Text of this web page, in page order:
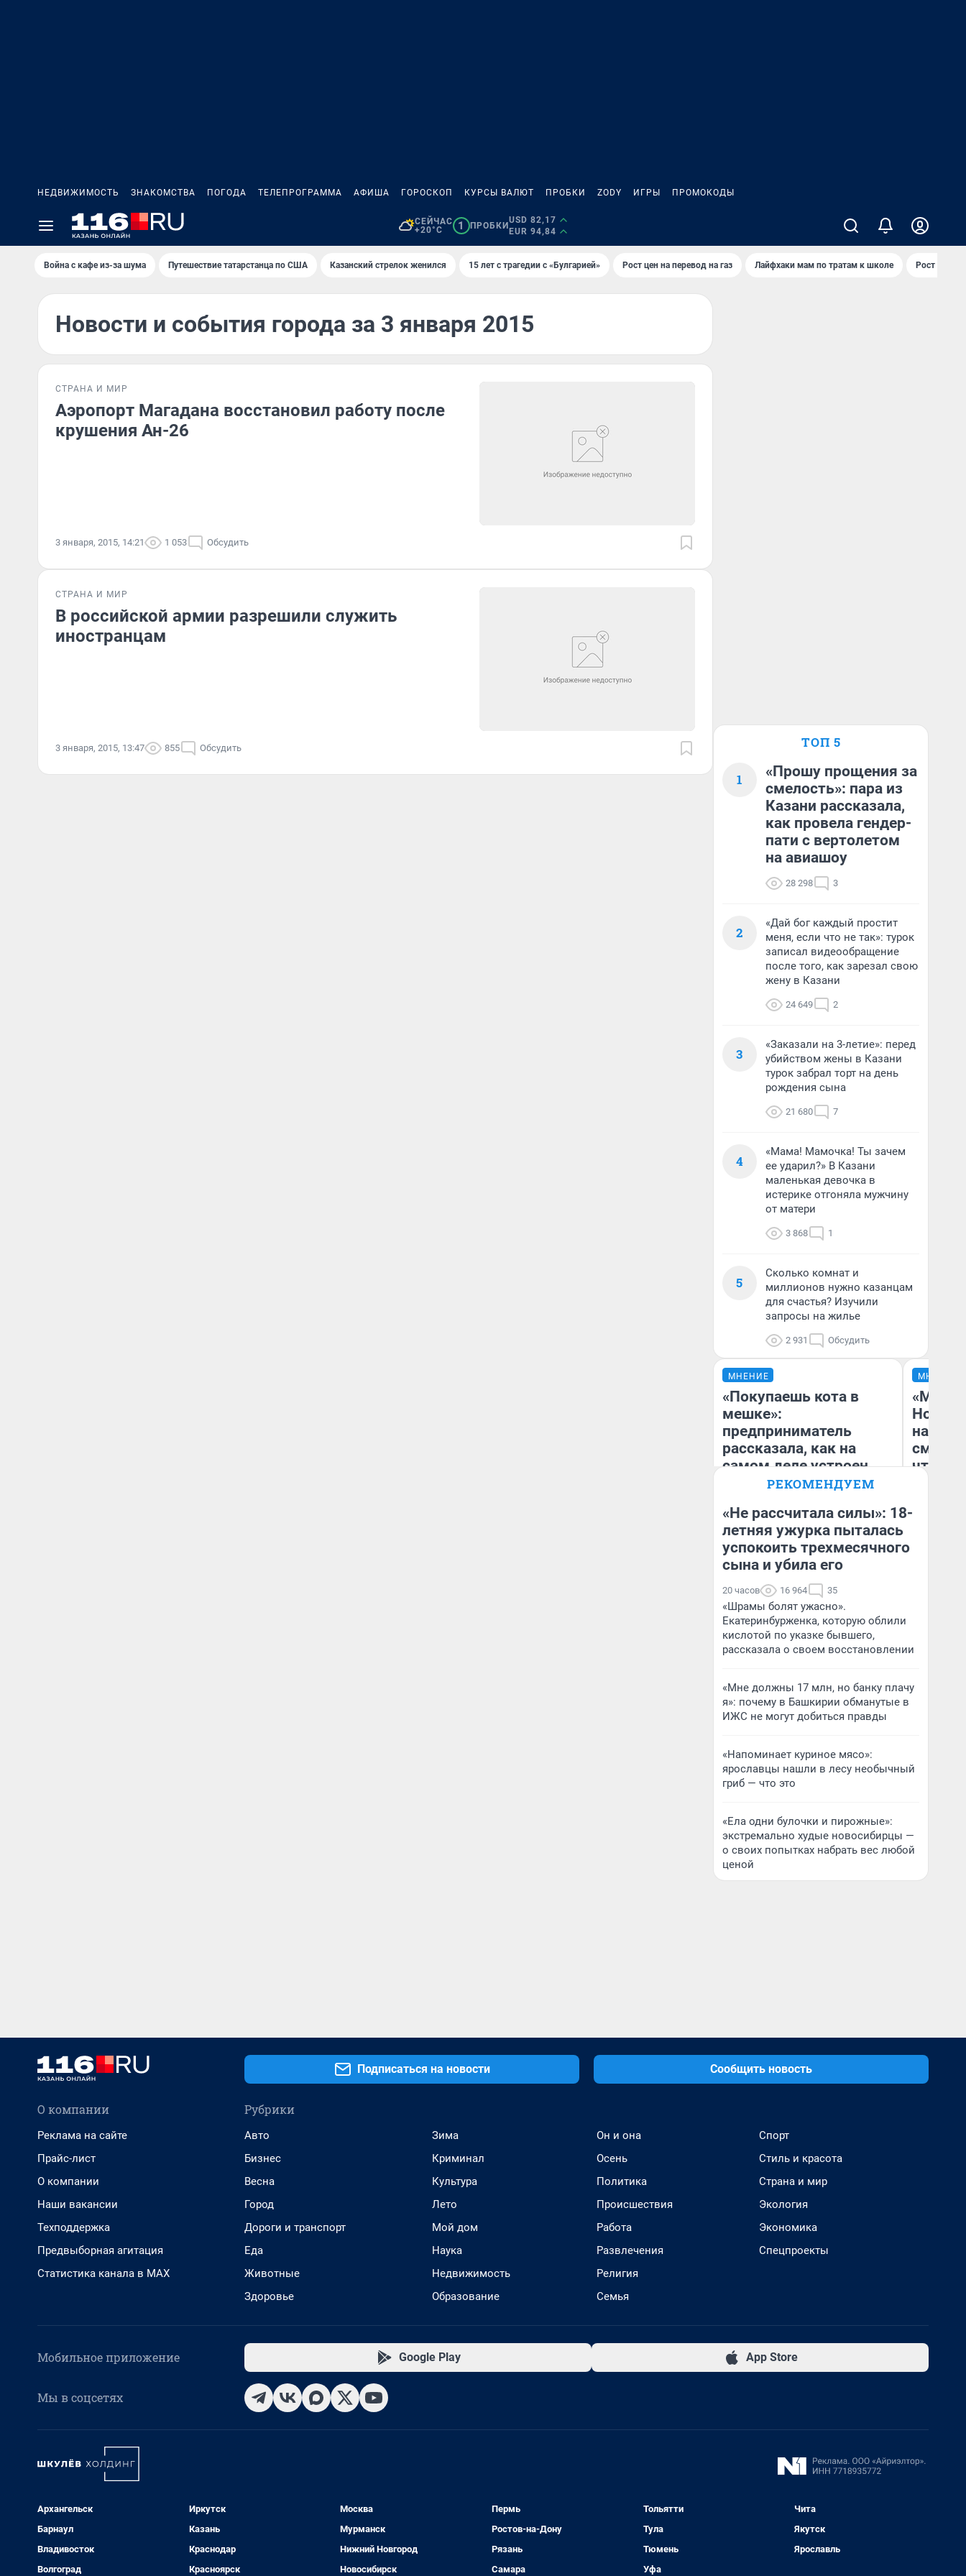
НЕДВИЖИМОСТЬ ЗНАКОМСТВА ПОГОДА ТЕЛЕПРОГРАММА АФИША ГОРОСКОП КУРСЫ ВАЛЮТ ПРОБКИ ZODY ИГРЫ ПРОМОКОДЫ
СЕЙЧАС
+20°C
1 ПРОБКИ
USD 82,17
EUR 94,84
Война с кафе из-за шума Путешествие татарстанца по США Казанский стрелок женился 15 лет с трагедии с «Булгарией» Рост цен на перевод на газ Лайфхаки мам по тратам к школе Рост цен на
Новости и события города за 3 января 2015
СТРАНА И МИР
Аэропорт Магадана восстановил работу после
крушения Ан-26
3 января, 2015, 14:21 1 053 Обсудить
СТРАНА И МИР
В российской армии разрешили служить
иностранцам
3 января, 2015, 13:47 855 Обсудить ТОП 5
1
«Прошу прощения за
смелость»: пара из
Казани рассказала,
как провела гендер-
пати с вертолетом
на авиашоу
28 298 3
2
«Дай бог каждый простит
меня, если что не так»: турок
записал видеообращение
после того, как зарезал свою
жену в Казани
24 649 2
3
«Заказали на 3-летие»: перед
убийством жены в Казани
турок забрал торт на день
рождения сына
21 680 7
4
«Мама! Мамочка! Ты зачем
ее ударил?» В Казани
маленькая девочка в
истерике отгоняла мужчину
от матери
3 868 1
5
Сколько комнат и
миллионов нужно казанцам
для счастья? Изучили
запросы на жилье
2 931 Обсудить
МНЕНИЕ
«Покупаешь кота в
мешке»:
предприниматель
рассказала, как на
самом деле устроен
бизнес со складами
Наталья Шорохова
Открыла кофейную точку на
деньги соцразвития
МНЕНИЕ
«Мы
чтобы
РЕКОМЕНДУЕМ
«Не рассчитала силы»: 18-
летняя ужурка пыталась
успокоить трехмесячного
сына и убила его
20 часов 16 964 35
«Шрамы болят ужасно».
Екатеринбурженка, которую облили
кислотой по указке бывшего,
рассказала о своем восстановлении
«Мне должны 17 млн, но банку плачу
я»: почему в Башкирии обманутые в
ИЖС не могут добиться правды
«Напоминает куриное мясо»:
ярославцы нашли в лесу необычный
гриб — что это
«Ела одни булочки и пирожные»:
экстремально худые новосибирцы —
о своих попытках набрать вес любой
ценой
Подписаться на новости Сообщить новость
О компании
Реклама на сайте
Прайс-лист
О компании
Наши вакансии
Техподдержка
Предвыборная агитация
Статистика канала в MAX
Рубрики
Авто
Бизнес
Весна
Город
Дороги и транспорт
Еда
Животные
Здоровье
Зима
Криминал
Культура
Лето
Мой дом
Наука
Недвижимость
Образование
Он и она
Осень
Политика
Происшествия
Работа
Развлечения
Религия
Семья
Спорт
Стиль и красота
Страна и мир
Экология
Экономика
Спецпроекты
Мобильное приложение Google Play App Store
Мы в соцсетях
Архангельск
Барнаул
Владивосток
Волгоград
Иркутск
Казань
Краснодар
Красноярск
Москва
Мурманск
Нижний Новгород
Новосибирск
Пермь
Ростов-на-Дону
Рязань
Самара
Тольятти
Тула
Тюмень
Уфа
Чита
Якутск
Ярославль